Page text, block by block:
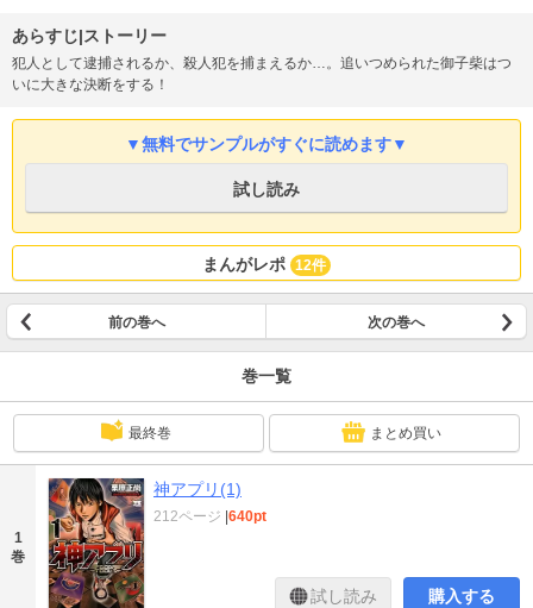
あらすじ|ストーリー
犯人として逮捕されるか、殺人犯を捕まえるか…。追いつめられた御子柴はつ
いに大きな決断をする！
▼無料でサンプルがすぐに読めます▼
試し読み
まんがレポ 12件
前の巻へ 次の巻へ
巻一覧
最終巻 まとめ買い
1
巻
神アプリ(1)
212ページ |640pt
試し読み 購入する